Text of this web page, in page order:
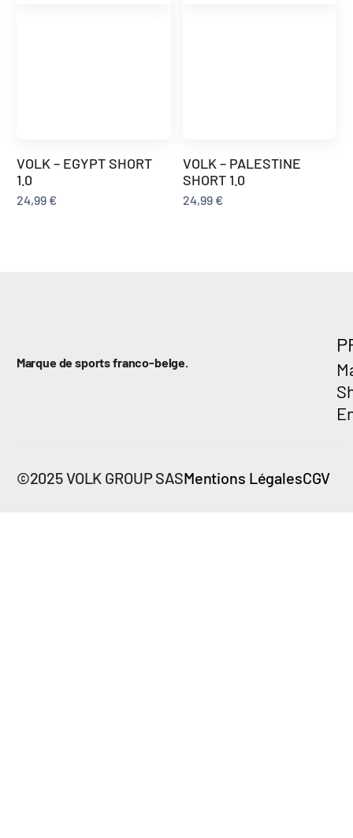
VOLK – EGYPT SHORT
1.0
24,99 €
VOLK – PALESTINE
SHORT 1.0
24,99 €
Marque de sports franco-belge.
©2025 VOLK GROUP SASMentions LégalesCGV